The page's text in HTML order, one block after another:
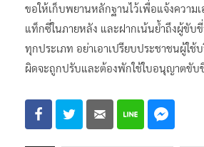
ขอให้เก็บพยานหลักฐานไว้เพื่อแจ้งความ
แท็กซี่ในภายหลัง และฝากเน้นย้ำถึงผู้ขับขี่
ทุกประเภท อย่าเอาเปรียบประชาชนผู้ใช้
ผิดจะถูกปรับและต้องพักใช้ใบอนุญาตขับ